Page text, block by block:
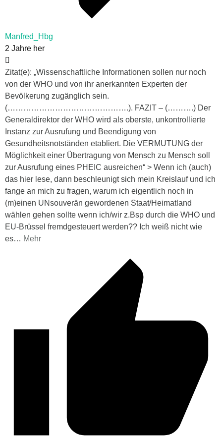
Manfred_Hbg
2 Jahre her
Zitat(e): „Wissenschaftliche Informationen sollen nur noch
von der WHO und von ihr anerkannten Experten der
Bevölkerung zugänglich sein.
(……………………………………….). FAZIT – (……….) Der
Generaldirektor der WHO wird als oberste, unkontrollierte
Instanz zur Ausrufung und Beendigung von
Gesundheitsnotständen etabliert. Die VERMUTUNG der
Möglichkeit einer Übertragung von Mensch zu Mensch soll
zur Ausrufung eines PHEIC ausreichen“ > Wenn ich (auch)
das hier lese, dann beschleunigt sich mein Kreislauf und ich
fange an mich zu fragen, warum ich eigentlich noch in
(m)einen UNsouverän gewordenen Staat/Heimatland
wählen gehen sollte wenn ich/wir z.Bsp durch die WHO und
EU-Brüssel fremdgesteuert werden?? Ich weiß nicht wie
es… Mehr